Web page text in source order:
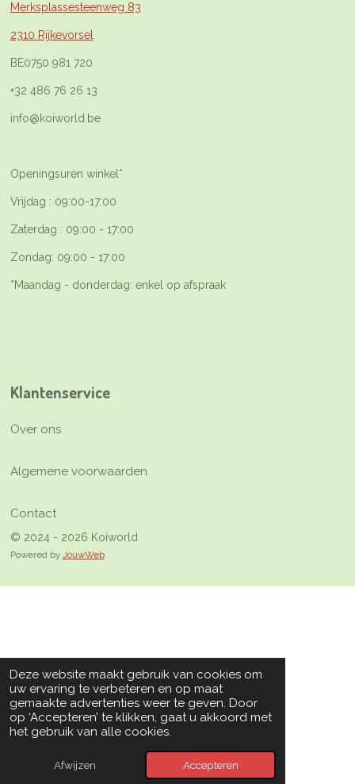
Deze website maakt gebruik van cookies om
uw ervaring te verbeteren en op maat
gemaakte advertenties weer te geven. Door
op ‘Accepteren’ te klikken, gaat u akkoord met
het gebruik van alle cookies.
Afwijzen Accepteren
Merksplassesteenweg 83
2310 Rijkevorsel
BE0750 981 720
+32 486 76 26 13
info@koiworld.be
Openingsuren winkel*
Vrijdag : 09:00-17:00
Zaterdag : 09:00 - 17:00
Zondag: 09:00 - 17:00
*Maandag - donderdag: enkel op afspraak
Klantenservice
Over ons
Algemene voorwaarden
Contact
© 2024 - 2026 Koiworld
Powered by JouwWeb